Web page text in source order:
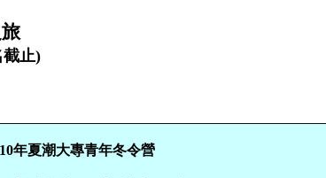
截止)
年夏潮大專青年冬令營